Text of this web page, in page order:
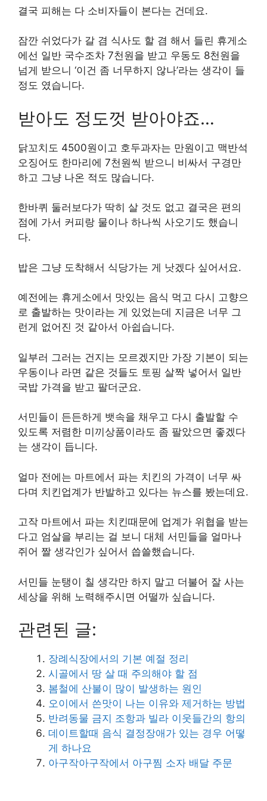
결국 피해는 다 소비자들이 본다는 건데요.
잠깐 쉬었다가 갈 겸 식사도 할 겸 해서 들린 휴게소
에선 일반 국수조차 7천원을 받고 우동도 8천원을
넘게 받으니 ‘이건 좀 너무하지 않나’라는 생각이 들
정도 였습니다.
받아도 정도껏 받아야죠…
닭꼬치도 4500원이고 호두과자는 만원이고 맥반석
오징어도 한마리에 7천원씩 받으니 비싸서 구경만
하고 그냥 나온 적도 많습니다.
한바퀴 둘러보다가 딱히 살 것도 없고 결국은 편의
점에 가서 커피랑 물이나 하나씩 사오기도 했습니
다.
밥은 그냥 도착해서 식당가는 게 낫겠다 싶어서요.
예전에는 휴게소에서 맛있는 음식 먹고 다시 고향으
로 출발하는 맛이라는 게 있었는데 지금은 너무 그
런게 없어진 것 같아서 아쉽습니다.
일부러 그러는 건지는 모르겠지만 가장 기본이 되는
우동이나 라면 같은 것들도 토핑 살짝 넣어서 일반
국밥 가격을 받고 팔더군요.
서민들이 든든하게 뱃속을 채우고 다시 출발할 수
있도록 저렴한 미끼상품이라도 좀 팔았으면 좋겠다
는 생각이 듭니다.
얼마 전에는 마트에서 파는 치킨의 가격이 너무 싸
다며 치킨업계가 반발하고 있다는 뉴스를 봤는데요.
고작 마트에서 파는 치킨때문에 업계가 위협을 받는
다고 엄살을 부리는 걸 보니 대체 서민들을 얼마나
쥐어 짤 생각인가 싶어서 씁쓸했습니다.
서민들 눈탱이 칠 생각만 하지 말고 더불어 잘 사는
세상을 위해 노력해주시면 어떨까 싶습니다.
관련된 글:
장례식장에서의 기본 예절 정리
시골에서 땅 살 때 주의해야 할 점
봄철에 산불이 많이 발생하는 원인
오이에서 쓴맛이 나는 이유와 제거하는 방법
반려동물 금지 조항과 빌라 이웃들간의 항의
데이트할때 음식 결정장애가 있는 경우 어떻
게 하나요
아구작아구작에서 아구찜 소자 배달 주문